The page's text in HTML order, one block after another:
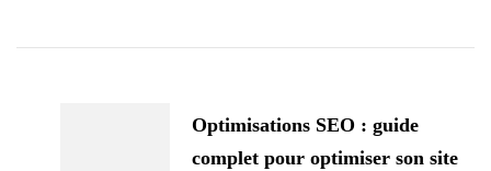
Optimisations SEO : guide
complet pour optimiser son site